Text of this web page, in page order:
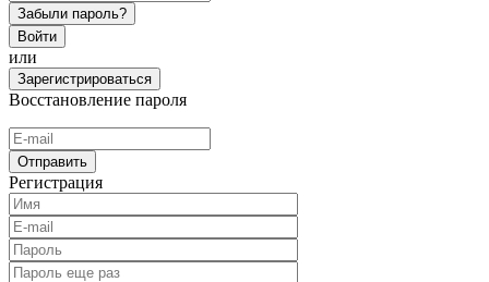
Забыли пароль?
Войти
или
Зарегистрироваться
Восстановление пароля
Отправить
Регистрация